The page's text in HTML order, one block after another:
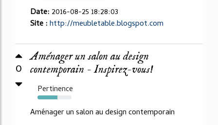
Date: 2016-08-25 18:28:03
Site :http://meubletable.blogspot.com
0
Aménager un salon au design
contemporain - Inspirez-vous!
Pertinence
59%
Aménager un salon au design contemporain